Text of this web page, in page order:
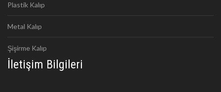
Plastik Kalıp
Metal Kalıp
Şişirme Kalıp
İletişim Bilgileri